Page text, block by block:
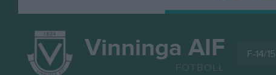
Vinninga AIF
FOTBOLL
F-14/15